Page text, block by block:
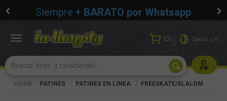
Siempre + BARATO por Whatsapp
0 Saldo:0 €
Usuarios
Toggle
HOME PATINES PATINES EN LINEA FREESKATE/SLALOM